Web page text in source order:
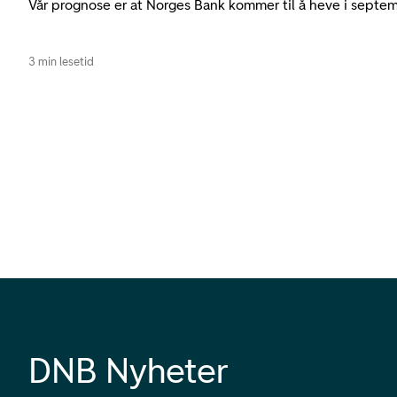
Vår prognose er at Norges Bank kommer til å heve i
3 min lesetid
DNB Nyheter